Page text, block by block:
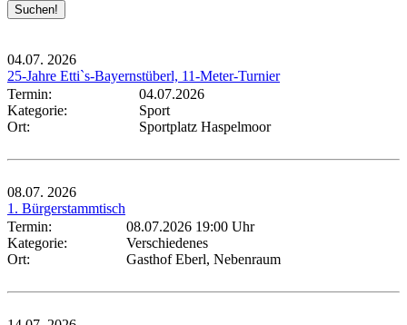
04.07. 2026
25-Jahre Etti`s-Bayernstüberl, 11-Meter-Turnier
Termin:
04.07.2026
Kategorie:
Sport
Ort:
Sportplatz Haspelmoor
08.07. 2026
1. Bürgerstammtisch
Termin:
08.07.2026 19:00 Uhr
Kategorie:
Verschiedenes
Ort:
Gasthof Eberl, Nebenraum